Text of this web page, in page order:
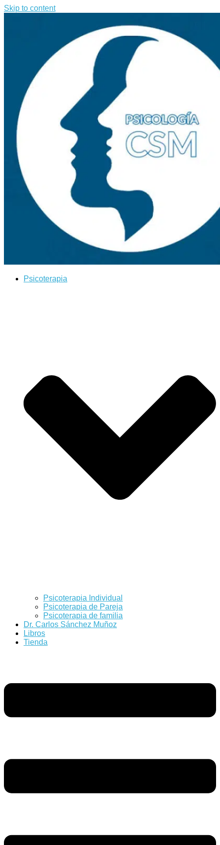
Skip to content
Psicoterapia
Psicoterapia Individual
Psicoterapia de Pareja
Psicoterapia de familia
Dr. Carlos Sánchez Muñoz
Libros
Tienda